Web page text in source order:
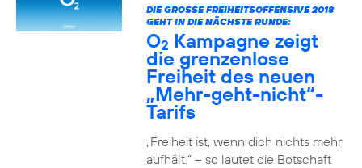
DIE GROSSE FREIHEITSOFFENSIVE 2018 G
EHT IN DIE NÄCHSTE RUNDE:
O2 Kampagne zeigt
die grenzenlose
Freiheit des neuen
„Mehr-geht-nicht“-
Tarifs
„Freiheit ist, wenn dich nichts mehr
aufhält.“ – so lautet die Botschaft